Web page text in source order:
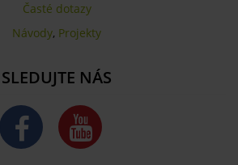
Časté dotazy
Návody, Projekty
SLEDUJTE NÁS